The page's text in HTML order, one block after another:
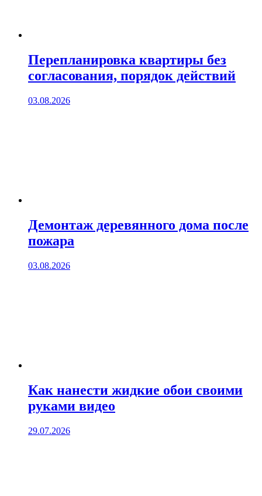
Перепланировка квартиры без
согласования, порядок действий
03.08.2026
Демонтаж деревянного дома после
пожара
03.08.2026
Как нанести жидкие обои своими
руками видео
29.07.2026